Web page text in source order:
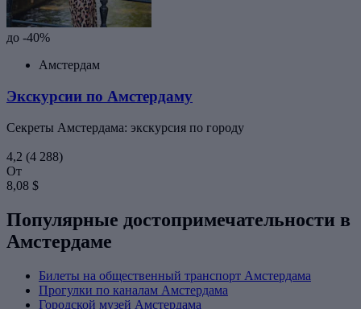
до -40%
Амстердам
Экскурсии по Амстердаму
Секреты Амстердама: экскурсия по городу
4,2 (4 288)
От
8,08 $
Популярные достопримечательности в
Амстердаме
Билеты на общественный транспорт Амстердама
Прогулки по каналам Амстердама
Городской музей Амстердама